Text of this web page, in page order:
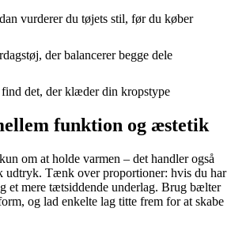
vurderer du tøjets stil, før du køber
der balancerer begge dele
det, der klæder din kropstype
funktion og æstetik
om at holde varmen – det handler også
udtryk. Tænk over proportioner: hvis du har
et mere tætsiddende underlag. Brug bælter
og lad enkelte lag titte frem for at skabe